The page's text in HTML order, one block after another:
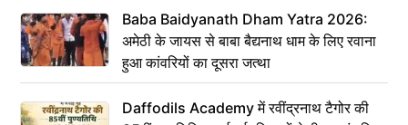
Baba Baidyanath Dham Yatra 2026:
अमेठी के जायस से बाबा बैद्यनाथ धाम के लिए रवाना
हुआ कांवरियों का दूसरा जत्था
Daffodils Academy में रवींद्रनाथ टैगोर की